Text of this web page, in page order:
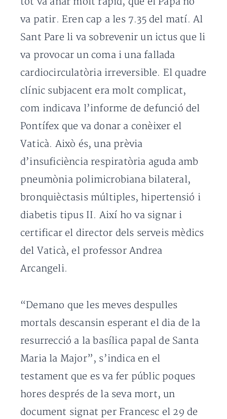
va patir. Eren cap a les 7.35 del matí. Al
Sant Pare li va sobrevenir un ictus que li
va provocar un coma i una fallada
cardiocirculatòria irreversible. El quadre
clínic subjacent era molt complicat,
com indicava l’informe de defunció del
Pontífex que va donar a conèixer el
Vaticà. Això és, una prèvia
d’insuficiència respiratòria aguda amb
pneumònia polimicrobiana bilateral,
bronquièctasis múltiples, hipertensió i
diabetis tipus II. Així ho va signar i
certificar el director dels serveis mèdics
del Vaticà, el professor Andrea
Arcangeli.
“Demano que les meves despulles
mortals descansin esperant el dia de la
resurrecció a la basílica papal de Santa
Maria la Major”, s’indica en el
testament que es va fer públic poques
hores després de la seva mort, un
document signat per Francesc el 29 de